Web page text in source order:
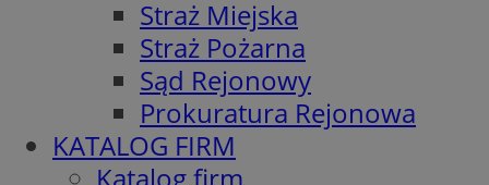
Straż Miejska
Straż Pożarna
Sąd Rejonowy
Prokuratura Rejonowa
KATALOG FIRM
Katalog firm